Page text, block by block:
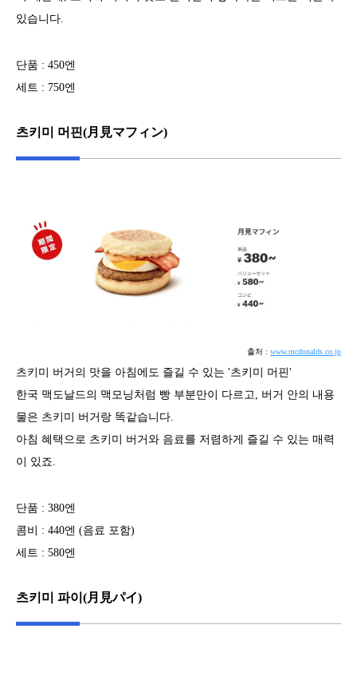
있습니다.
단품 : 450엔
세트 : 750엔
츠키미 머핀(月見マフィン)
출처 : www.mcdonalds.co.jp
츠키미 버거의 맛을 아침에도 즐길 수 있는 '츠키미 머핀'
한국 맥도날드의 맥모닝처럼 빵 부분만이 다르고, 버거 안의 내용
물은 츠키미 버거랑 똑같습니다.
아침 혜택으로 츠키미 버거와 음료를 저렴하게 즐길 수 있는 매력
이 있죠.
단품 : 380엔
콤비 : 440엔 (음료 포함)
세트 : 580엔
츠키미 파이(月見パイ)